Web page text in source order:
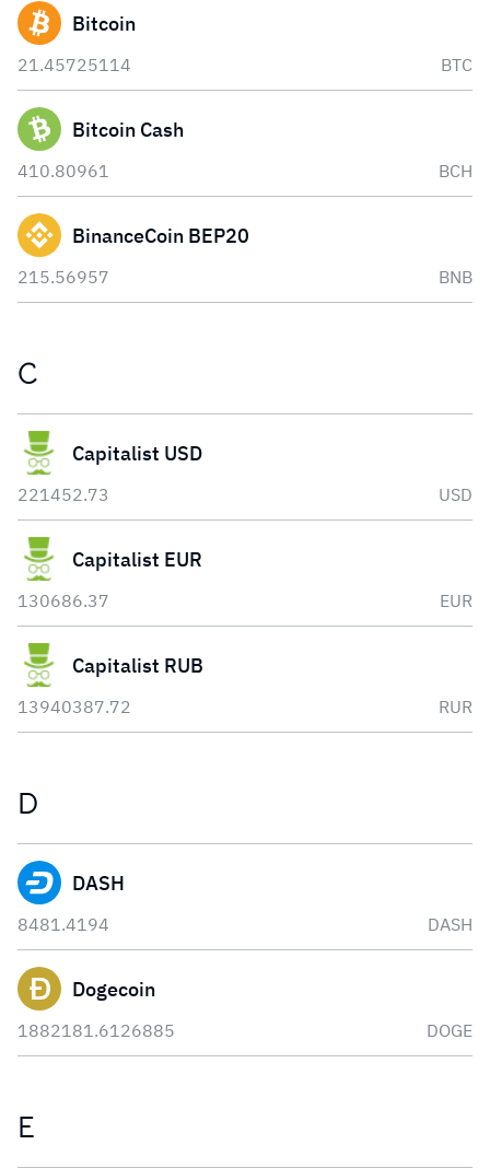
Bitcoin
21.45725114 BTC
Bitcoin Cash
410.80961 BCH
BinanceCoin BEP20
215.56957 BNB
C
Capitalist USD
221452.73 USD
Capitalist EUR
130686.37 EUR
Capitalist RUB
13940387.72 RUR
D
DASH
8481.4194 DASH
Dogecoin
1882181.6126885 DOGE
E